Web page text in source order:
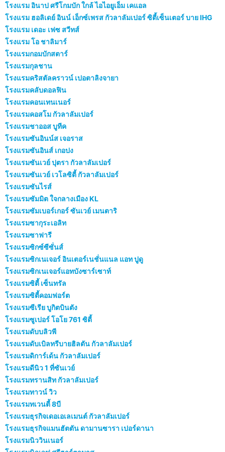
โรงแรม อินาป ศรีโกมบัก ใกล้ ไอไอยูเอ็ม เคแอล
โรงแรม ฮอลิเดย์ อินน์ เอ็กซ์เพรส กัวลาลัมเปอร์ ซิตี้เซ็นเตอร์ บาย IHG
โรงแรม เดอะ เฟซ สวีทส์
โรงแรม โอ ชาลิมาร์
โรงแรมกอมบักสตาร์
โรงแรมกุลชาน
โรงแรมคริสตัลคราวน์ เปอตาลิงจายา
โรงแรมคลับดอลฟิน
โรงแรมคอนเทนเนอร์
โรงแรมคอสโม กัวลาลัมเปอร์
โรงแรมชาออส บูทีค
โรงแรมซันอินน์ส เจอราส
โรงแรมซันอินส์ เกอปง
โรงแรมซันเวย์ ปุตรา กัวลาลัมเปอร์
โรงแรมซันเวย์ เวโลซิตี้ กัวลาลัมเปอร์
โรงแรมซันไรส์
โรงแรมซัมมิต ใจกลางเมือง KL
โรงแรมซัมเบอร์เกอร์ ซันเวย์ เมนตาริ
โรงแรมซากุระเอลิท
โรงแรมซาฟารี
โรงแรมซิกซ์ซีซั่นส์
โรงแรมซิกเนเจอร์ อินเตอร์เนชั่นแนล แอท ปูดู
โรงแรมซิกเนเจอร์แอทบังซาร์เซาท์
โรงแรมซิตี้ เซ็นทรัล
โรงแรมซิตี้คอมฟอร์ต
โรงแรมซีเรีย บูกิตบินตัง
โรงแรมซูเปอร์ โอโย 761 ซิตี้
โรงแรมดับบลิวพี
โรงแรมดับเบิลทรีบายฮิลตัน กัวลาลัมเปอร์
โรงแรมดิการ์เด้น กัวลาลัมเปอร์
โรงแรมดีนิว 1 ที่ซันเวย์
โรงแรมทรานสิท กัวลาลัมเปอร์
โรงแรมทาวน์ วิว
โรงแรมทเวนตี้ 8บี
โรงแรมธุรกิจเดอเอเลเมนต์ กัวลาลัมเปอร์
โรงแรมธุรกิจแมนฮัตตัน ดามานซารา เปอร์ดานา
โรงแรมนิววินเนอร์